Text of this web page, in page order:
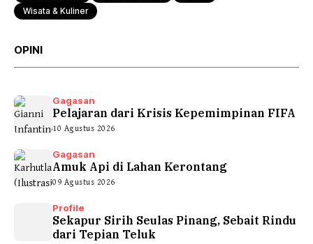
Wisata & Kuliner
OPINI
Gagasan
Pelajaran dari Krisis Kepemimpinan FIFA
10 Agustus 2026
Gagasan
Amuk Api di Lahan Kerontang
09 Agustus 2026
Profile
Sekapur Sirih Seulas Pinang, Sebait Rindu
dari Tepian Teluk